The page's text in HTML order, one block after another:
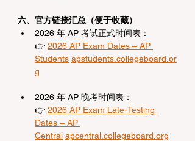
六、官方链接汇总（便于收藏）
2026 年 AP 考试正式时间表：
👉 2026 AP Exam Dates – AP
Students apstudents.collegeboard.or
g
2026 年 AP 晚考时间表：
👉 2026 AP Exam Late-Testing
Dates – AP
Central apcentral.collegeboard.org